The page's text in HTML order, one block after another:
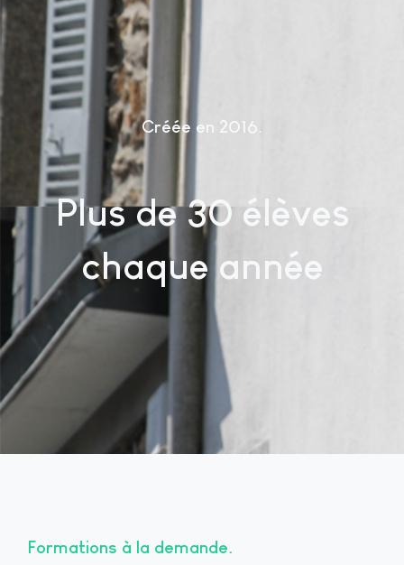
Créée en 2016
Plus de 30 élèves
chaque année
Formations à la demande